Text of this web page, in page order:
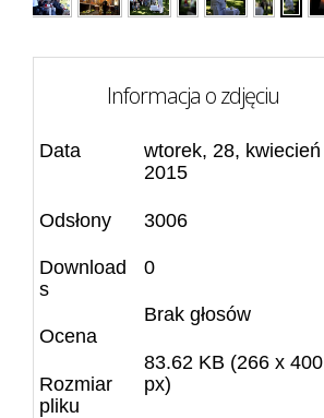
Informacja o zdjęciu
Data
wtorek, 28, kwiecień
2015
Odsłony 3006
Download
s
0
Ocena
Brak głosów
Rozmiar
pliku
83.62 KB (266 x 400
px)